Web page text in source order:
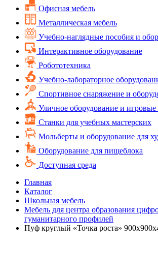
Офисная мебель
Металлическая мебель
Учебно-наглядные пособия и
Интерактивное оборудование
Робототехника
Учебно-лабораторное
Спортивное снаряжение и
Уличное оборудование и
Cтанки для учебных мастерских
Мольберты и оборудование для
Оборудование для пищеблока
Доступная среда
Главная
Каталог
Школьная мебель
Мебель для центра образования
гуманитарного профилей
Пуф круглый «Точка роста»